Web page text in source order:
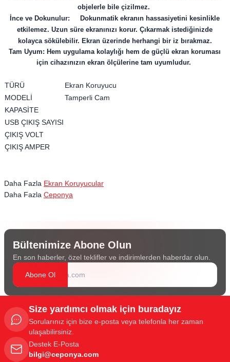
objelerle bile çizilmez.
İnce ve Dokunulur: Dokunmatik ekranın hassasiyetini kesinlikle
etkilemez. Uzun süre ekranınızı korur. Çıkarmak istediğinizde
kolayca sökülebilir. Ekran üzerinde herhangi bir iz bırakmaz.
Tam Uyum: Hem uygulama kolaylığı hem de güçlü ekran koruması
için cihazınızın ekran ölçülerine tam uyumludur.
TÜRÜ
Ekran Koruyucu
MODELİ
Tamperli Cam
KAPASİTE
USB ÇIKIŞ SAYISI
ÇIKIŞ VOLT
ÇIKIŞ AMPER
Daha Fazla Ekran Koruyucular
Daha Fazla Ceponya
Bültenimize Abone Olun
En son haberler, özel teklifler ve indirimlerden haberdar olun.
Abone Ol
Size yardımcı olmak için buradayız
Sorularınız için bize e-posta veya telefonla her zaman
ulaşabilirsiniz.
Destek E-Posta
bilgi@ceponya.com